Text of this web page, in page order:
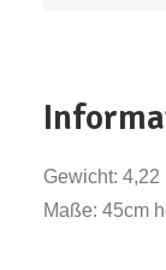
Gewicht: 4,22
Maße: 45cm